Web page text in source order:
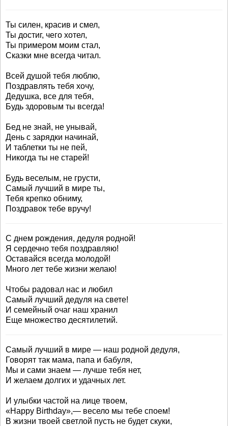
Ты силен, красив и смел,
Ты достиг, чего хотел,
Ты примером моим стал,
Сказки мне всегда читал.
Всей душой тебя люблю,
Поздравлять тебя хочу,
Дедушка, все для тебя,
Будь здоровым ты всегда!
Бед не знай, не унывай,
День с зарядки начинай,
И таблетки ты не пей,
Никогда ты не старей!
Будь веселым, не грусти,
Самый лучший в мире ты,
Тебя крепко обниму,
Поздравок тебе вручу!
С днем рождения, дедуля родной!
Я сердечно тебя поздравляю!
Оставайся всегда молодой!
Много лет тебе жизни желаю!
Чтобы радовал нас и любил
Самый лучший дедуля на свете!
И семейный очаг наш хранил
Еще множество десятилетий.
Самый лучший в мире — наш родной дедуля,
Говорят так мама, папа и бабуля,
Мы и сами знаем — лучше тебя нет,
И желаем долгих и удачных лет.
И улыбки частой на лице твоем,
«Happy Birthday»,— весело мы тебе споем!
В жизни твоей светлой пусть не будет скуки,